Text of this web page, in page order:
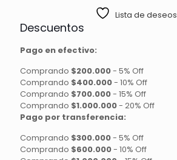
Lista de deseos
Descuentos
Pago en efectivo:
Comprando $200.000- 5% Off
Comprando $400.000- 10% Off
Comprando $700.000- 15% Off
Comprando $1.000.000- 20% Off
Pago por transferencia:
Comprando $300.000- 5% Off
Comprando $600.000- 10% Off